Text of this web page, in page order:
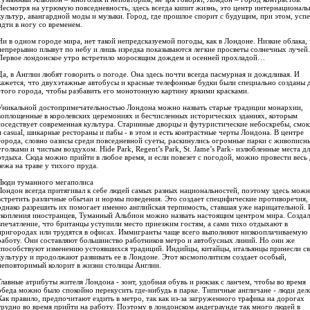
на угрюмую повседневность, здесь всегда кипит жизнь, это центр
авангардной моды и музыки. Город, где прошлое спорит с будущим, при этом,
в ногу со временем.
в одном городе мира, нет такой непредсказуемой погоды, как в Лондоне. Низкие облака,
плывут по небу и лишь изредка показываются легкие просветы солнечных лучей.
лондонское утро встретило моросящим дождем и осенней прохладой…
в Англии любят говорить о погоде. Она здесь почти всегда пасмурная и дождливая. И
что двухэтажные автобусы и красные телефонные будки были специально созданы
города, чтобы разбавить его монотонную картину яркими красками.
достопримечательностью Лондона можно назвать старые традиции монархии,
в королевских церемониях и бесчисленных исторических зданиях, которым
современная культура. Старинные дворцы и футуристические небоскребы,
casual, шикарные рестораны и пабы - в этом и есть контрастные черты Лондона. В центре
словно оазисы среди повседневной суеты, раскинулись огромные парки с
и чистым воздухом. Hide Park, Regent’s Park, St. Jame’s Park- излюбленные места
Сюда можно прийти в любое время, и если повезет с погодой, можно провести весь
на траве у тихого пруда.
туманного мегаполиса
всегда притягивал к себе людей самых разных национальностей, поэтому здесь
различные обычаи и нормы поведения. Это создает специфические противоречия,
разрешить их помогает именно английская терпимость, ставшая уже нарицательной.
иностранцев, Туманный Альбион можно назвать настоящим центром мира.
что британцы уступили место приезжим гостям, а сами тихо отдыхают в
или трудятся в офисах. Иммигранты чаще всего выполняют низкооплачиваемую
Они составляют большинство работников метро и автобусных линий. Но они же
изменению устоявшихся традиций. Индийцы, китайцы, итальянцы принесли
и продолжают развивать ее в Лондоне. Этот космополитизм создает особый,
колорит в жизни столицы Англии.
атрибуты жителя Лондона - зонт, удобная обувь и рюкзак с ланчем, чтобы во время
можно было спокойно перекусить где-нибудь в парке. Типичные англичане - люди
правило, предпочитают ездить в метро, так как из-за загруженного трафика на дорогах
во время прийти на работу. Поэтому в лондонском андеграунде так много людей в